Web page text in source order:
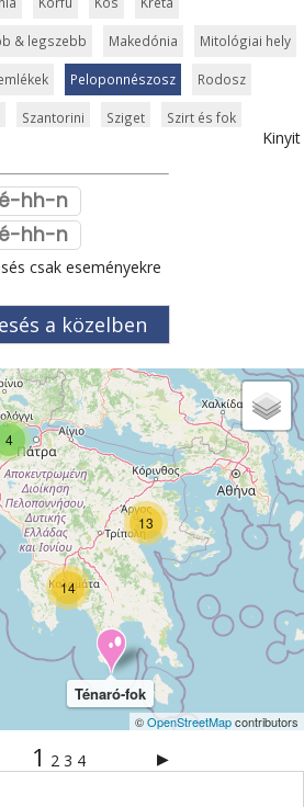
& legszebb Makedónia Mitológiai hely
Peloponnészosz Rodosz
Szantorini Sziget Szirt és fok
Városkalauzok
Zakynthos
Kinyit
csak eseményekre
a közelben
4
14
13
Ténaró-fok
©OpenStreetMapcontributors
1 2 3 4 ▶